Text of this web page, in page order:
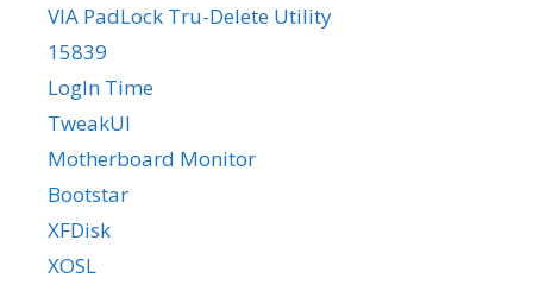
VIA PadLock Tru-Delete Utility
15839
LogIn Time
TweakUI
Motherboard Monitor
Bootstar
XFDisk
XOSL